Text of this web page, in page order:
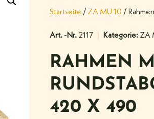
Startseite / ZA MU 10 /
Art. -Nr.2117 Kategorie: ZA
RAHMEN
420 X 490